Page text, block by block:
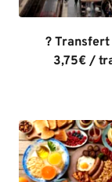
? Transfert
3,75€ /